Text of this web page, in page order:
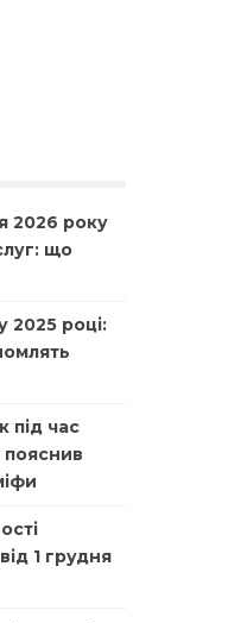
2026 року
що
2025 році:
під час
пояснив
1 грудня